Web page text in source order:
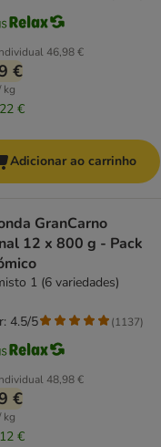
46,98 €
€
kg
€
Adicionar ao carrinho
GranCarno
12 x 800 g - Pack
1 (6 variedades)
48,98 €
€
kg
€
4.5/5 (1137)